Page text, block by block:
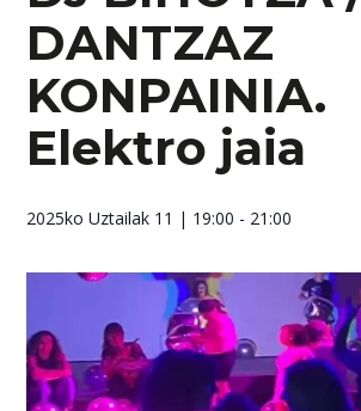
DANTZAZ
KONPAINIA.
Elektro jaia
2025ko Uztailak 11 | 19:00 - 21:00